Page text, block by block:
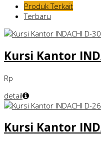
Produk Terkait
Terbaru
Kursi Kantor
Rp
detail
Kursi Kantor